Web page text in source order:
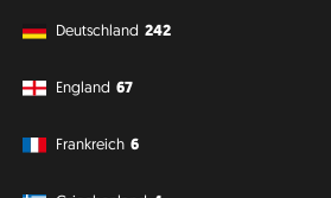
Deutschland 242
England 67
Frankreich 6